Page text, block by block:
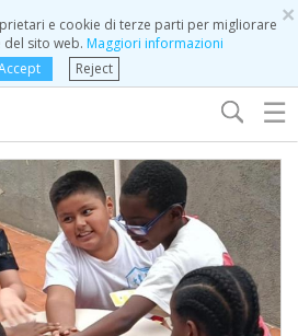
×
e cookie di terze parti per migliorare
sito web. Maggiori informazioni
Reject
☰